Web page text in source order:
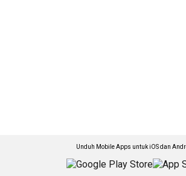
Unduh Mobile Apps untuk iOS dan